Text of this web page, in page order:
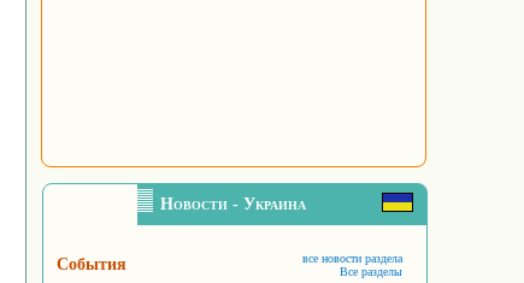
Новости - Украина
События
все новости раздела
Все разделы